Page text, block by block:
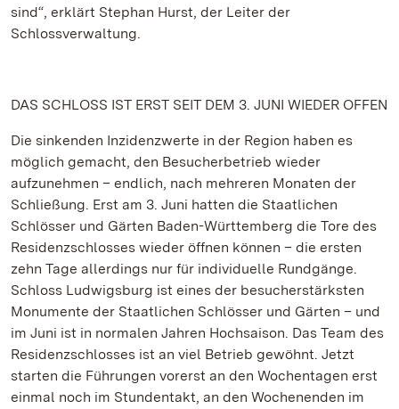
sind“, erklärt Stephan Hurst, der Leiter der
Schlossverwaltung.
DAS SCHLOSS IST ERST SEIT DEM 3. JUNI WIEDER OFFEN
Die sinkenden Inzidenzwerte in der Region haben es
möglich gemacht, den Besucherbetrieb wieder
aufzunehmen – endlich, nach mehreren Monaten der
Schließung. Erst am 3. Juni hatten die Staatlichen
Schlösser und Gärten Baden-Württemberg die Tore des
Residenzschlosses wieder öffnen können – die ersten
zehn Tage allerdings nur für individuelle Rundgänge.
Schloss Ludwigsburg ist eines der besucherstärksten
Monumente der Staatlichen Schlösser und Gärten – und
im Juni ist in normalen Jahren Hochsaison. Das Team des
Residenzschlosses ist an viel Betrieb gewöhnt. Jetzt
starten die Führungen vorerst an den Wochentagen erst
einmal noch im Stundentakt, an den Wochenenden im